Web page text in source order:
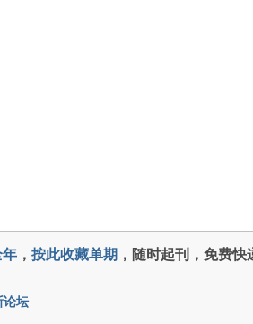
， 按此收藏单期 ，随时起刊，免费快
论坛